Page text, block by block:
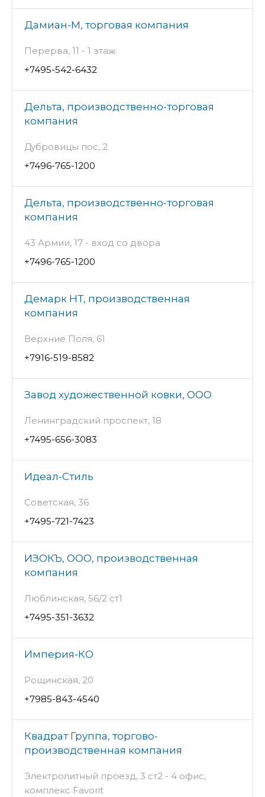
Дамиан-М, торговая компания
Перерва, 11 - 1 этаж
+7495-542-6432
Дельта, производственно-торговая
компания
Дубровицы пос, 2
+7496-765-1200
Дельта, производственно-торговая
компания
43 Армии, 17 - вход со двора
+7496-765-1200
Демарк НТ, производственная
компания
Верхние Поля, 61
+7916-519-8582
Завод художественной ковки, ООО
Ленинградский проспект, 18
+7495-656-3083
Идеал-Стиль
Советская, 36
+7495-721-7423
ИЗОКЪ, ООО, производственная
компания
Люблинская, 56/2 ст1
+7495-351-3632
Империя-КО
Рощинская, 20
+7985-843-4540
Квадрат Группа, торгово-
производственная компания
Электролитный проезд, 3 ст2 - 4 офис,
комплекс Favorit